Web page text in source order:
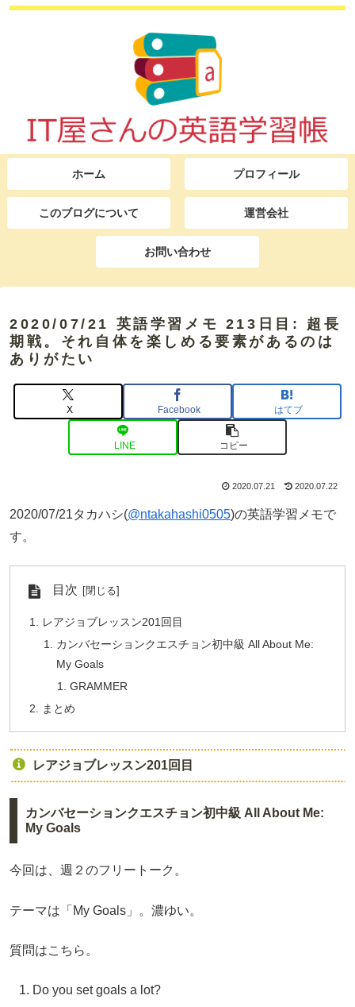
ホーム プロフィール
このブログについて 運営会社
お問い合わせ
2020/07/21 英語学習メモ 213日目: 超長
期戦。それ自体を楽しめる要素があるのは
ありがたい
X Facebook はてブ
LINE コピー
2020.07.21 2020.07.22
2020/07/21タカハシ(@ntakahashi0505)の英語学習メモで
す。
目次
レアジョブレッスン201回目
カンバセーションクエスチョン初中級 All About Me:
My Goals
GRAMMER
まとめ
レアジョブレッスン201回目
カンバセーションクエスチョン初中級 All About Me:
My Goals
今回は、週２のフリートーク。
テーマは「My Goals」。濃ゆい。
質問はこちら。
Do you set goals a lot?